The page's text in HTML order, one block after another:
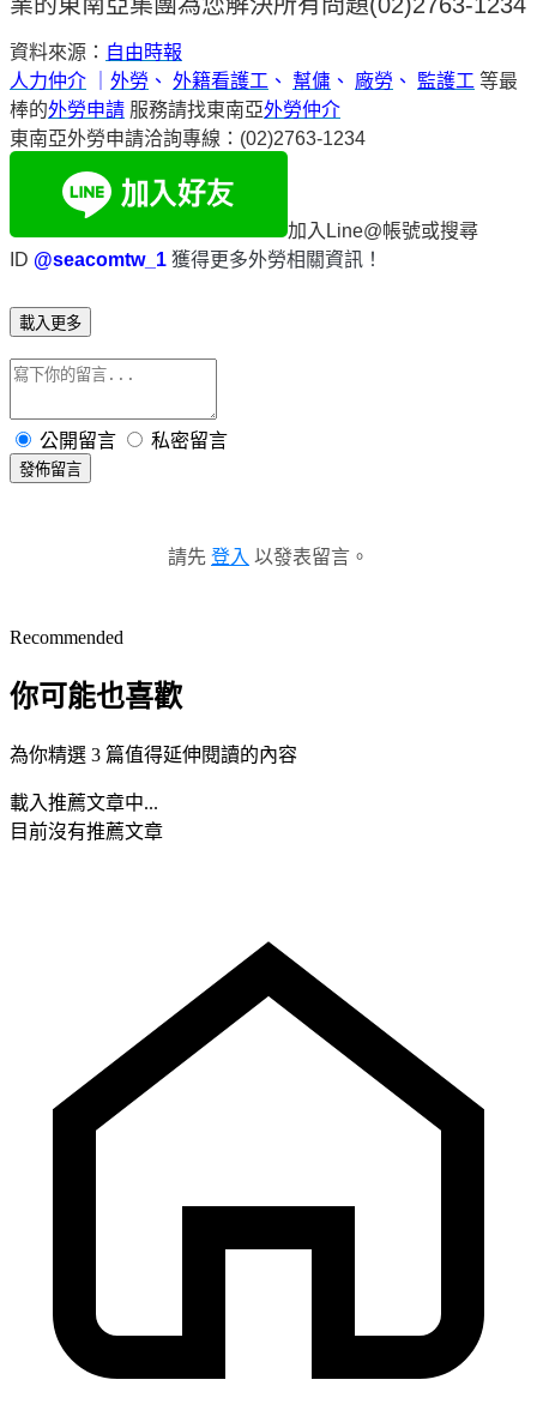
資料來源： 自由時報
人力仲介
外勞 、 外籍看護工 、 幫傭 、 廠勞 、 監護工 等最
棒的外勞申請 服務請找東南亞外勞仲介
東南亞外勞申請洽詢專線：(02)2763-1234
加入Line@帳號或搜尋
ID @seacomtw_1 獲得更多外勞相關資訊！
載入更多
公開留言 私密留言
發佈留言
請先 登入 以發表留言。
Recommended
你可能也喜歡
為你精選 3 篇值得延伸閱讀的內容
載入推薦文章中...
目前沒有推薦文章